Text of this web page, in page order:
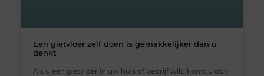
Een gietvloer zelf doen is gemakkelijker dan u
denkt
Als u een gietvloer in uw huis of bedrijf wilt, komt u ook